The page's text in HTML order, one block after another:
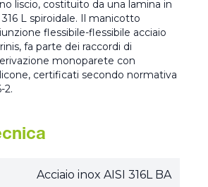
liscio, costituito da una lamina in
L spiroidale. Il manicotto
flessibile-flessibile acciaio
fa parte dei raccordi di
monoparete con
certificati secondo normativa
2.
Acciaio inox AISI 316L BA